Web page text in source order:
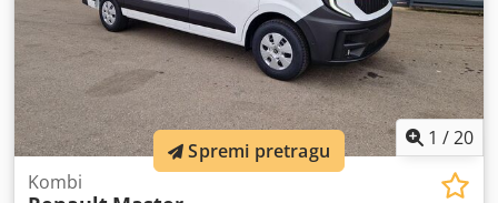
1 /20
Kombi
Spremi pretragu